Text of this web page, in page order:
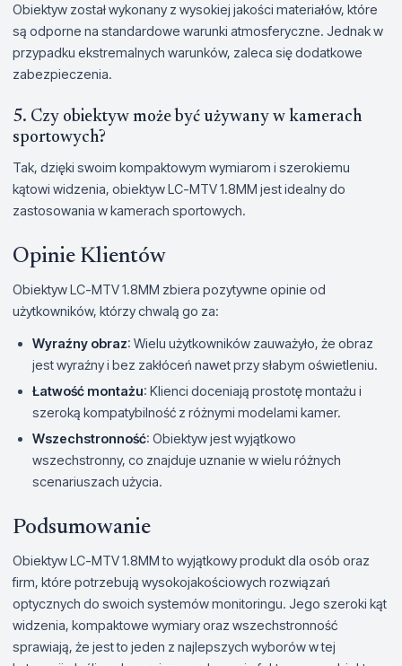
Obiektyw został wykonany z wysokiej jakości materiałów, które
są odporne na standardowe warunki atmosferyczne. Jednak w
przypadku ekstremalnych warunków, zaleca się dodatkowe
zabezpieczenia.
5. Czy obiektyw może być używany w kamerach
sportowych?
Tak, dzięki swoim kompaktowym wymiarom i szerokiemu
kątowi widzenia, obiektyw LC-MTV 1.8MM jest idealny do
zastosowania w kamerach sportowych.
Opinie Klientów
Obiektyw LC-MTV 1.8MM zbiera pozytywne opinie od
użytkowników, którzy chwalą go za:
Wyraźny obraz: Wielu użytkowników zauważyło, że obraz
jest wyraźny i bez zakłóceń nawet przy słabym oświetleniu.
Łatwość montażu: Klienci doceniają prostotę montażu i
szeroką kompatybilność z różnymi modelami kamer.
Wszechstronność: Obiektyw jest wyjątkowo
wszechstronny, co znajduje uznanie w wielu różnych
scenariuszach użycia.
Podsumowanie
Obiektyw LC-MTV 1.8MM to wyjątkowy produkt dla osób oraz
firm, które potrzebują wysokojakościowych rozwiązań
optycznych do swoich systemów monitoringu. Jego szeroki kąt
widzenia, kompaktowe wymiary oraz wszechstronność
sprawiają, że jest to jeden z najlepszych wyborów w tej